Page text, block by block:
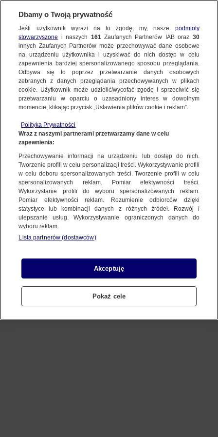
Oops!
Something went wrong. Please try
refreshing the app
Dbamy o Twoją prywatność
Jeśli użytkownik wyrazi na to zgodę, my, nasze podmioty
stowarzyszone i naszych 161Zaufanych Partnerów IAB oraz 30
innych Zaufanych Partnerów może przechowywać dane osobowe
na urządzeniu użytkownika i uzyskiwać do nich dostęp w celu
zapewnienia bardziej spersonalizowanego sposobu przeglądania.
Odbywa się to poprzez przetwarzanie danych osobowych
zebranych z danych przeglądania przechowywanych w plikach
cookie. Użytkownik może udzielić/wycofać zgodę i sprzeciwić się
przetwarzaniu w oparciu o uzasadniony interes w dowolnym
momencie, klikając przycisk „Ustawienia plików cookie i reklam”.
Polityka Prywatności
Wraz z naszymi partnerami przetwarzamy dane w celu
zapewnienia:
Przechowywanie informacji na urządzeniu lub dostęp do nich.
Tworzenie profili w celu personalizacji treści. Wykorzystywanie profili
w celu doboru spersonalizowanych treści. Tworzenie profili w celu
spersonalizowanych reklam. Pomiar efektywności treści.
Wykorzystanie profili do wyboru spersonalizowanych reklam.
Pomiar efektywności reklam. Rozumienie odbiorców dzięki
statystyce lub kombinacji danych z różnych źródeł. Rozwój i
ulepszanie usług. Wykorzystywanie ograniczonych danych do
wyboru reklam.
Lista partnerów (dostawców)
Akceptuję
Pokaż cele